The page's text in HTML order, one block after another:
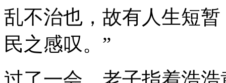
乱不治也，故有人生短
民之感叹。”